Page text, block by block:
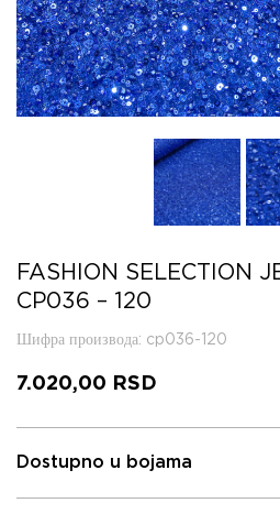
FASHION SELECTION
CP036 – 120
Шифра производа: cp036-120
7.020,00 RSD
Dostupno u bojama